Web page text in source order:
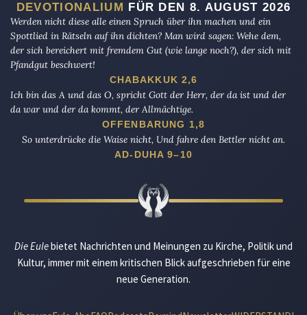
DEVOTIONALIUM FÜR DEN 8. AUGUST 2026
Werden nicht diese alle einen Spruch über ihn machen und ein
Spottlied in Rätseln auf ihn dichten? Man wird sagen: Wehe dem,
der sich bereichert mit fremdem Gut (wie lange noch?), der sich mit
Pfandgut beschwert!
CHABAKKUK 2,6
Ich bin das A und das O, spricht Gott der Herr, der da ist und der
da war und der da kommt, der Allmächtige.
OFFENBARUNG 1,8
So unterdrücke die Waise nicht, Und fahre den Bettler nicht an.
AD-DUHA 9–10
Die Eulebietet Nachrichten und Meinungen zu Kirche, Politik und
Kultur, immer mit einem kritischen Blick aufgeschrieben für eine
neue Generation.